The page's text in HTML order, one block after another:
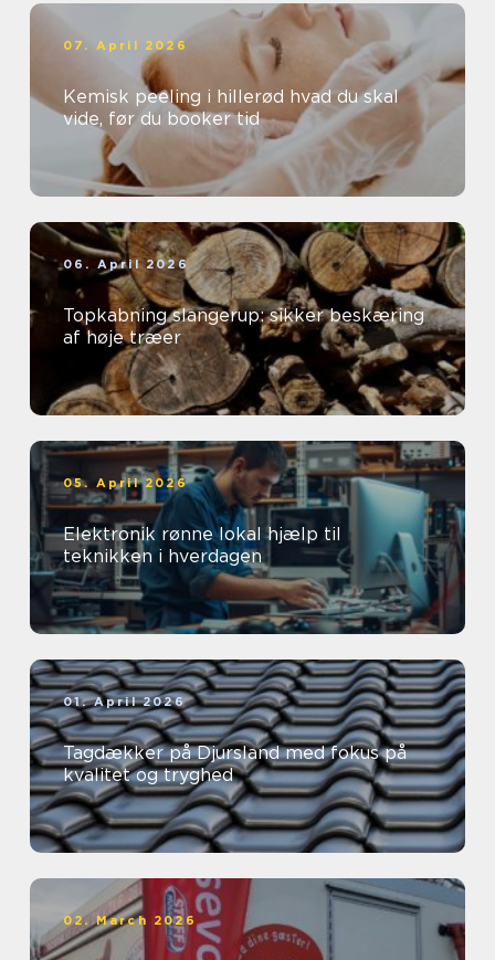
07. April 2026
Kemisk peeling i hillerød hvad du skal
vide, før du booker tid
06. April 2026
Topkabning slangerup: sikker beskæring
af høje træer
05. April 2026
Elektronik rønne lokal hjælp til
teknikken i hverdagen
01. April 2026
Tagdækker på Djursland med fokus på
kvalitet og tryghed
02. March 2026